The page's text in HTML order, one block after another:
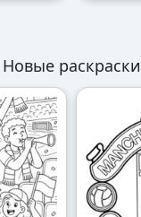
Новые раскраски